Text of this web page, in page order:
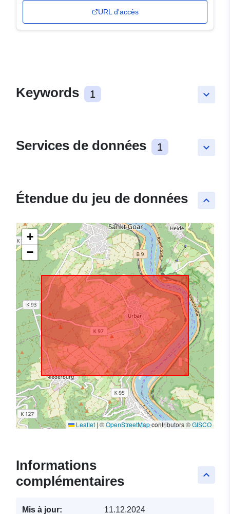
URL d'accès
keyboard_arrow_down
Keywords 1
keyboard_arrow_down
Services de données 1
keyboard_arrow_up
Étendue du jeu de données
+
−
Leaflet |©OpenStreetMapcontributors ©GISCO
keyboard_arrow_up
Informations
complémentaires
Mis à jour: 11.12.2024